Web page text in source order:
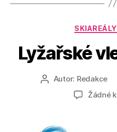
Lyžařské
Autor
příspěvku
Autor: Redakce
Žádné